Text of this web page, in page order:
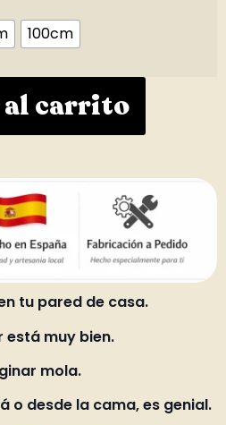
100cm
carrito
tu pared de casa.
está muy bien.
mola.
o desde la cama, es genial.